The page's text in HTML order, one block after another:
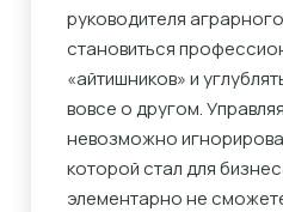
руководителя
становиться
«айтишников» и
вовсе о другом.
невозможно
которой стал для
элементарно не